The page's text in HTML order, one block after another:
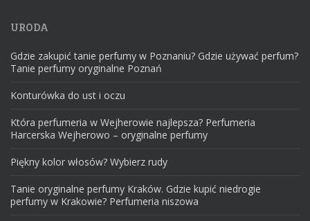
URODA
Gdzie zakupić tanie perfumy w Poznaniu? Gdzie używać perfum?
Tanie perfumy oryginalne Poznań
Konturówka do ust i oczu
Która perfumeria w Wejherowie najlepsza? Perfumeria
Harcerska Wejherowo – oryginalne perfumy
Piękny kolor włosów? Wybierz rudy
Tanie oryginalne perfumy Kraków. Gdzie kupić niedrogie
perfumy w Krakowie? Perfumeria niszowa